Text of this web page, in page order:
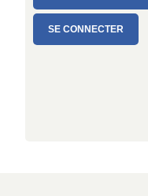
SE CONNECTER